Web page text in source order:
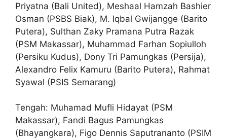
Priyatna (Bali United), Meshaal Hamzah Bashier
Osman (PSBS Biak), M. Iqbal Gwijangge (Barito
Putera), Sulthan Zaky Pramana Putra Razak
(PSM Makassar), Muhammad Farhan Sopiulloh
(Persiku Kudus), Dony Tri Pamungkas (Persija),
Alexandro Felix Kamuru (Barito Putera), Rahmat
Syawal (PSIS Semarang)
Tengah: Muhamad Mufli Hidayat (PSM
Makassar), Fandi Bagus Pamungkas
(Bhayangkara), Figo Dennis Saputrananto (PSIM